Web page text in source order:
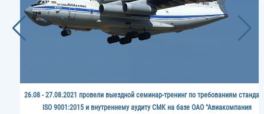
26.08 - 27.08.2021 провели выездной семинар-тренинг по требованиям
ISO 9001:2015 и внутреннему аудиту СМК на базе ОАО "Авиакомпания